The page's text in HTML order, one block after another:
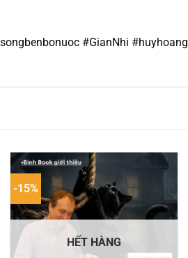
#GianNhi #huyhoang
-15%
HẾT HÀNG